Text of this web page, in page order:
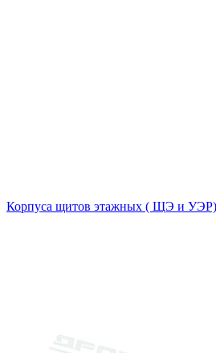
Корпуса щитов этажных ( ЩЭ и УЭР)